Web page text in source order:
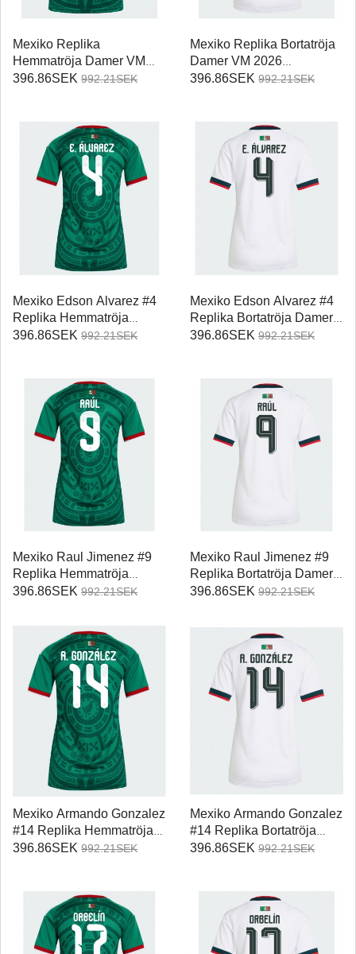
Mexiko Replika
Hemmatröja Damer VM
2026 Kortärmad
396.86SEK 992.21SEK
Mexiko Replika Bortatröja
Damer VM 2026
Kortärmad
396.86SEK 992.21SEK
Mexiko Edson Alvarez #4
Replika Hemmatröja
Damer VM 2026
396.86SEK 992.21SEK
Mexiko Edson Alvarez #4
Replika Bortatröja Damer
VM 2026 Kortärmad
396.86SEK 992.21SEK
Mexiko Raul Jimenez #9
Replika Hemmatröja
Damer VM 2026
396.86SEK 992.21SEK
Mexiko Raul Jimenez #9
Replika Bortatröja Damer
VM 2026 Kortärmad
396.86SEK 992.21SEK
Mexiko Armando Gonzalez
#14 Replika Hemmatröja
Damer VM 2026
396.86SEK 992.21SEK
Mexiko Armando Gonzalez
#14 Replika Bortatröja
Damer VM 2026
396.86SEK 992.21SEK